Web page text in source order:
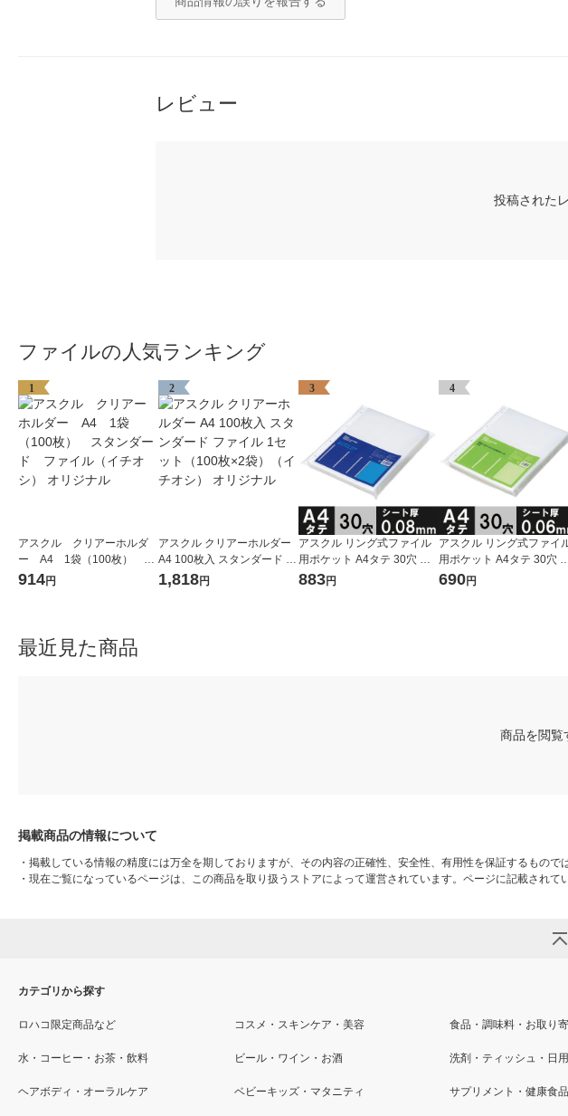
レビュー
投稿された
ファイルの人気ランキング
1
アスクル クリアーホルダ
ー A4 1袋（100枚） ス
タンダード ファイル（イ
914円
2
アスクル クリアーホルダー
A4 100枚入 スタンダード フ
ァイル 1セット（100枚×2
1,818円
3
アスクル リング式ファイル
用ポケット A4タテ 30穴 厚
さ0.08mm 1袋（100枚） オ
883円
4
アスクル リング式ファイ
用ポケット A4タテ 30穴
さ0.06mm 1袋（100枚） オ
690円
最近見た商品
商品を閲覧
掲載商品の情報について
・ 掲載している情報の精度には万全を期しておりますが、その内容の正確性、安全性、有用性を保証するもので
・ 現在ご覧になっているページは、この商品を取り扱うストアによって運営されています。ページに記載され
カテゴリから探す
ロハコ限定商品など コスメ・スキンケア・美容 食品・調味料・お取り
水・コーヒー・お茶・飲料 ビール・ワイン・お酒 洗剤・ティッシュ・日
ヘアボディ・オーラルケア ベビーキッズ・マタニティ サプリメント・健康食品